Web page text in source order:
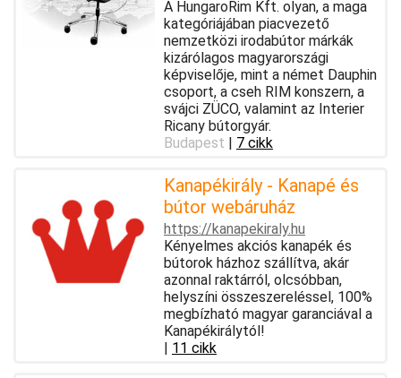
A HungaroRim Kft. olyan, a maga
kategóriájában piacvezető
nemzetközi irodabútor márkák
kizárólagos magyarországi
képviselője, mint a német Dauphin
csoport, a cseh RIM konszern, a
svájci ZÜCO, valamint az Interier
Ricany bútorgyár.
Budapest | 7 cikk
Kanapékirály - Kanapé és
bútor webáruház
https://kanapekiraly.hu
Kényelmes akciós kanapék és
bútorok házhoz szállítva, akár
azonnal raktárról, olcsóbban,
helyszíni összeszereléssel, 100%
megbízható magyar garanciával a
Kanapékirálytól!
| 11 cikk